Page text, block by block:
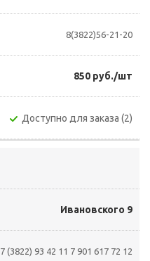
8(3822)56-21-20
850 руб./шт
Доступно для заказа (2)
Ивановского 9
7 (3822) 93 42 11 7 901 617 72 12